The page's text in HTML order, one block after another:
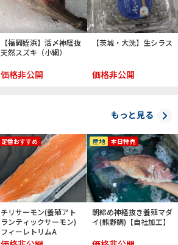
【福岡姪浜】活〆神経抜
天然スズキ（小網）
価格非公開
【茨城・大洗】生シラス
価格非公開
もっと見る
定番おすすめ
チリサーモン(養殖アト
ランティックサーモン)
フィーレトリムA
産地 本日特売
朝締め神経抜き養殖マダ
イ(熊野鯛)【自社加工】